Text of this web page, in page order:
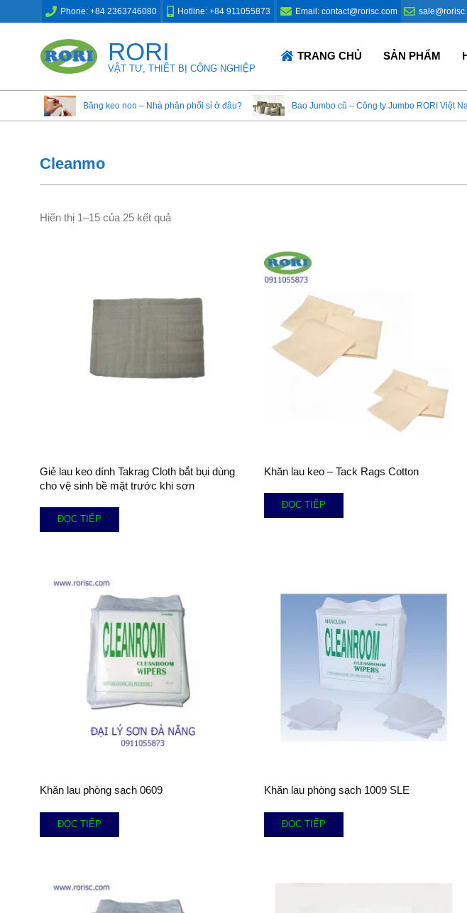
to
Phone: +84 2363746080 Hotline: +84 911055873 Email: contact@rorisc.com
RORI
VẬT TƯ, THIẾT BỊ CÔNG NGHIỆP
Primary
TRANG CHỦ SẢN PHẨM
Băng keo non – Nhà phân phối sỉ ở đâu? Bao Jumbo cũ – Công ty Jumbo RORI Việt
Cleanmo
Hiển thị 1–15 của 25 kết quả
Giẻ lau keo dính Takrag Cloth bắt bụi dùng
cho vệ sinh bề mặt trước khi sơn
ĐỌC TIẾP
Khăn lau keo – Tack Rags Cotton
ĐỌC TIẾP
Khăn lau phòng sạch 0609
ĐỌC TIẾP
Khăn lau phòng sạch 1009 SLE
ĐỌC TIẾP